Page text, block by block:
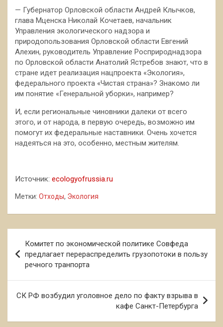
— Губернатор Орловской области Андрей Клычков,
глава Мценска Николай Кочетаев, начальник
Управления экологического надзора и
природопользования Орловской области Евгений
Алехин, руководитель Управление Росприроднадзора
по Орловской области Анатолий Ястребов знают, что в
стране идет реализация нацпроекта «Экология»,
федерального проекта «Чистая страна»? Знакомо ли
им понятие «Генеральной уборки», например?
И, если региональные чиновники далеки от всего
этого, и от народа, в первую очередь, возможно им
помогут их федеральные наставники. Очень хочется
надеяться на это, особенно, местным жителям.
Источник: ecologyofrussia.ru
Метки: Отходы, Экология
по
записям
Комитет по экономической политике Совфеда
предлагает перераспределить грузопотоки в пользу
речного транпорта
СК РФ возбудил уголовное дело по факту взрыва в
кафе Санкт-Петербурга